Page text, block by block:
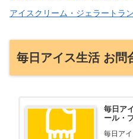
アイスクリーム・ジェラートラ
毎日アイス生活 お問
毎日ア
ール・
毎日ア